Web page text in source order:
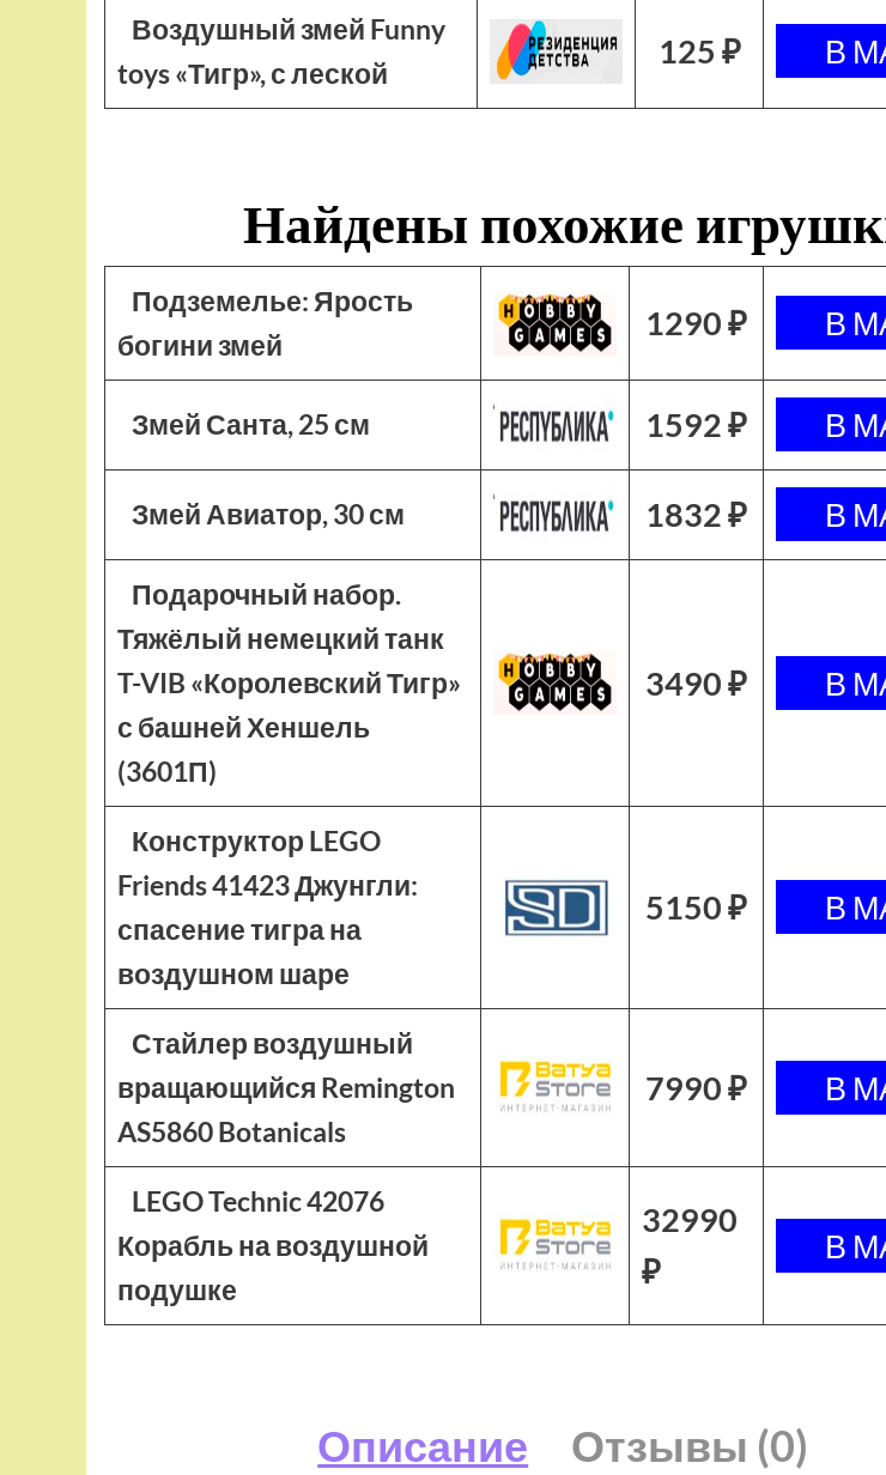
Воздушный змей Funny
toys «Тигр», с леской
125 ₽
Найдены похожие
Подземелье: Ярость
богини змей
1290 ₽
Змей Санта, 25 см 1592 ₽
Змей Авиатор, 30 см 1832 ₽
Подарочный набор.
Тяжёлый немецкий танк
T-VIB «Королевский Тигр»
с башней Хеншель
(3601П)
3490 ₽
Конструктор LEGO
Friends 41423 Джунгли:
спасение тигра на
воздушном шаре
5150 ₽
Стайлер воздушный
вращающийся Remington
AS5860 Botanicals
7990 ₽
LEGO Technic 42076
Корабль на воздушной
подушке
32990
₽
Описание Отзывы (0)